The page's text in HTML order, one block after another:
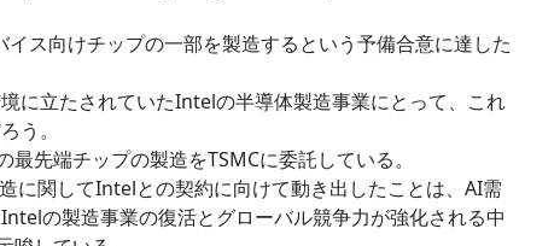
ス向けチップの一部を製造するという予備合意に達した
立たされていたIntelの半導体製造事業にとって、これ
う。
端チップの製造をTSMCに委託している。
関してIntelとの契約に向けて動き出したことは、AI需
の製造事業の復活とグローバル競争力が強化される中